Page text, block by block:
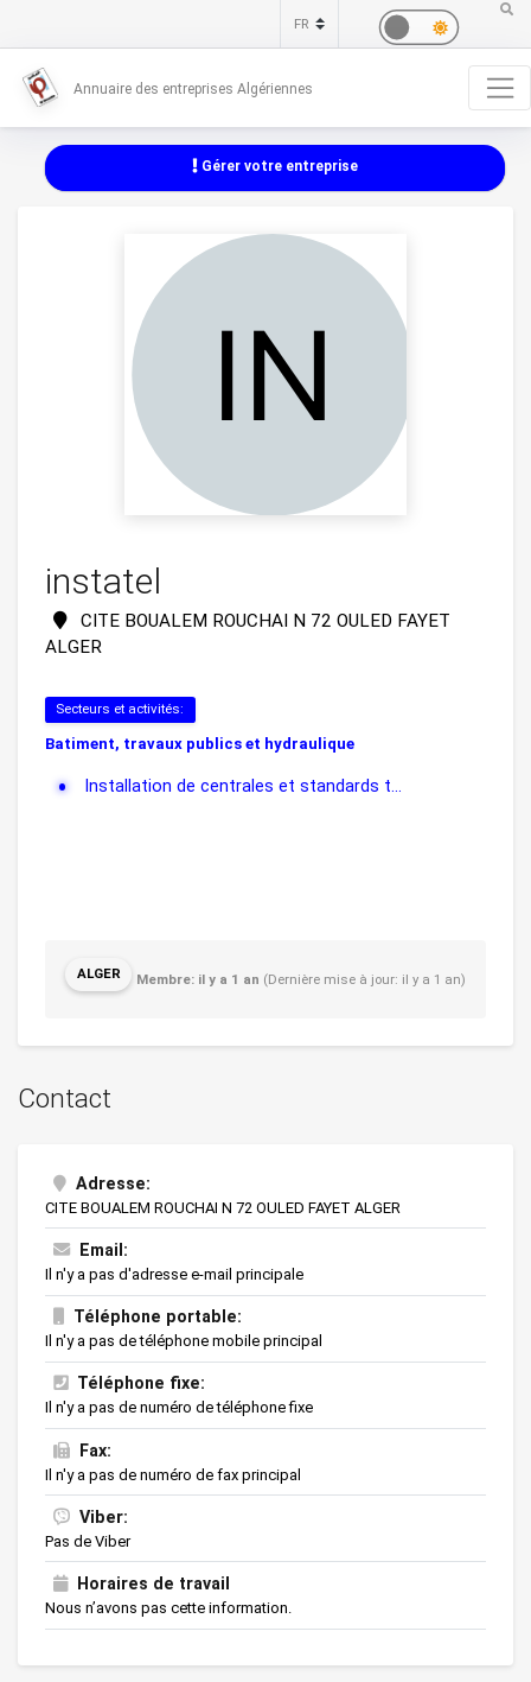
Annuaire des entreprises Algériennes
Gérer votre entreprise
instatel
CITE BOUALEM ROUCHAI N 72 OULED FAYET
ALGER
Secteurs et activités:
Batiment, travaux publics et hydraulique
Installation de centrales et standards t...
ALGER Membre: il y a 1 an (Dernière mise à jour: il y a 1 an)
Contact
Adresse:
CITE BOUALEM ROUCHAI N 72 OULED FAYET ALGER
Email:
Il n'y a pas d'adresse e-mail principale
Téléphone portable:
Il n'y a pas de téléphone mobile principal
Téléphone fixe:
Il n'y a pas de numéro de téléphone fixe
Fax:
Il n'y a pas de numéro de fax principal
Viber:
Pas de Viber
Horaires de travail
Nous n’avons pas cette information.